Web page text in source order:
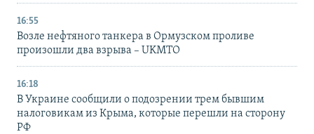
16:55
Возле нефтяного танкера в Ормузском проливе
произошли два взрыва – UKMTO
16:18
В Украине сообщили о подозрении трем бывшим
налоговикам из Крыма, которые перешли на сторону
РФ